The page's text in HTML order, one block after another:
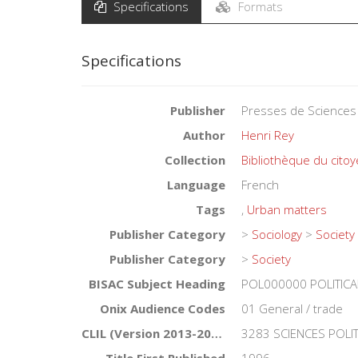
Specifications Formats
Specifications
Publisher
Presses de Sciences
Author
Henri Rey
Collection
Bibliothèque du
Language
French
Tags
, Urban matters
Publisher Category
> Sociology > Society
Publisher Category
> Society
BISAC Subject Heading
POL000000
Onix Audience Codes
01 General / trade
CLIL (Version 2013-2019)
3283 SCIENCES